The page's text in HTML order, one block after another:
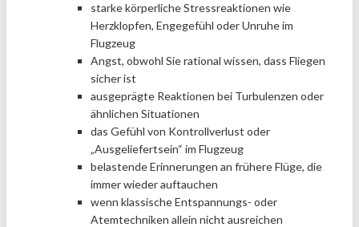
starke körperliche Stressreaktionen wie
Herzklopfen, Engegefühl oder Unruhe im
Flugzeug
Angst, obwohl Sie rational wissen, dass Fliegen
sicher ist
ausgeprägte Reaktionen bei Turbulenzen oder
ähnlichen Situationen
das Gefühl von Kontrollverlust oder
„Ausgeliefertsein“ im Flugzeug
belastende Erinnerungen an frühere Flüge, die
immer wieder auftauchen
wenn klassische Entspannungs- oder
Atemtechniken allein nicht ausreichen